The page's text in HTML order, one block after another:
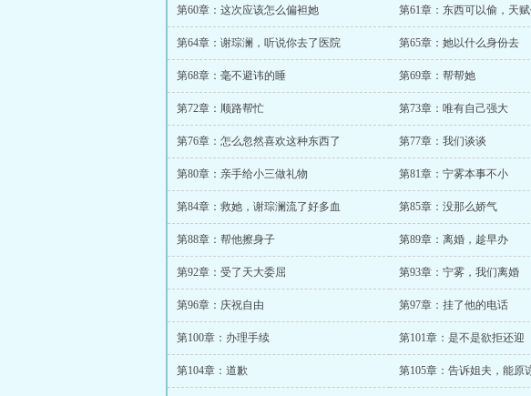
第60章：这次应该怎么偏袒她 第61章：东西可以偷，天
第64章：谢琮澜，听说你去了医院 第65章：她以什么身份去
第68章：毫不避讳的睡 第69章：帮帮她
第72章：顺路帮忙 第73章：唯有自己强大
第76章：怎么忽然喜欢这种东西了 第77章：我们谈谈
第80章：亲手给小三做礼物 第81章：宁雾本事不小
第84章：救她，谢琮澜流了好多血 第85章：没那么娇气
第88章：帮他擦身子 第89章：离婚，趁早办
第92章：受了天大委屈 第93章：宁雾，我们离婚
第96章：庆祝自由 第97章：挂了他的电话
第100章：办理手续 第101章：是不是欲拒还迎
第104章：道歉 第105章：告诉姐夫，能原